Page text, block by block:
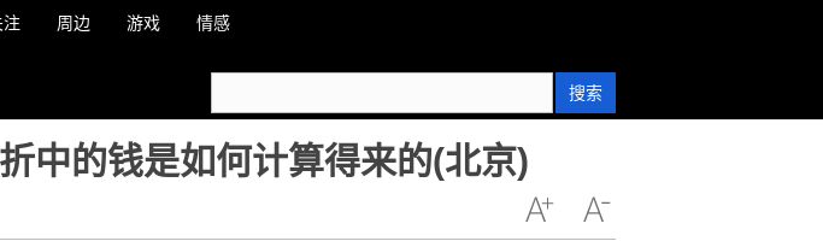
注 周边 游戏 情感
搜索
中的钱是如何计算得来的(北京)